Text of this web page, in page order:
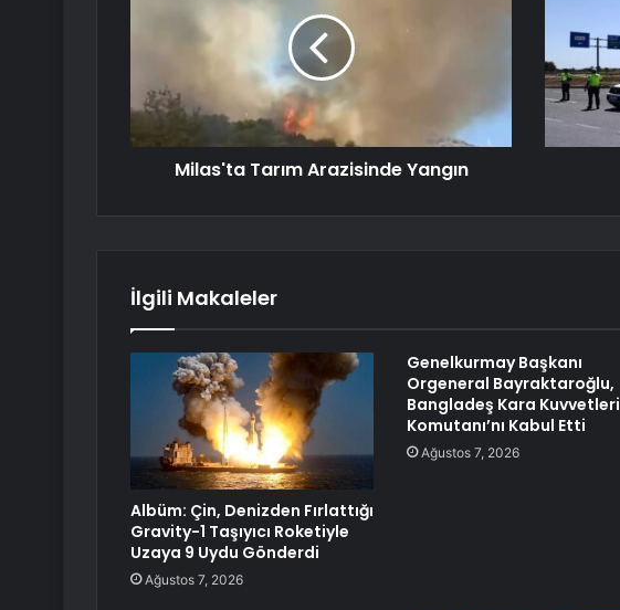
Milas'ta Tarım Arazisinde Yangın
İlgili Makaleler
Albüm: Çin, Denizden Fırlattığı
Gravity-1 Taşıyıcı Roketiyle
Uzaya 9 Uydu Gönderdi
Ağustos 7, 2026
Genelkurmay Başkanı
Orgeneral Bayraktaroğlu,
Bangladeş Kara Kuvvetleri
Komutanı’nı Kabul Etti
Ağustos 7, 2026